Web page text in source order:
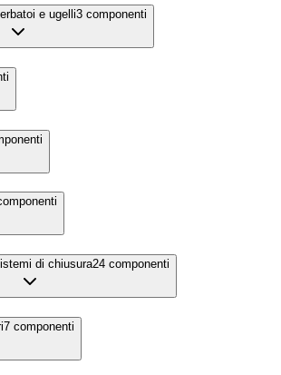
e ugelli3 componenti
di chiusura24 componenti
7 componenti